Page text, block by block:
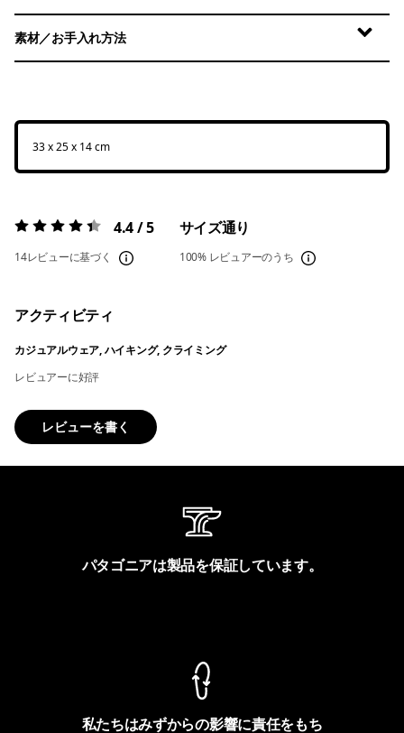
素材／お手入れ方法
33 x 25 x 14 cm
評価:4.4 / 5 4.4 / 5
14レビューに基づく
サイズ通り
100% レビュアーのうち
アクティビティ
カジュアルウェア, ハイキング, クライミング
レビュアーに好評
レビューを書く
パタゴニアは製品を保証しています。
私たちはみずからの影響に責任をもち